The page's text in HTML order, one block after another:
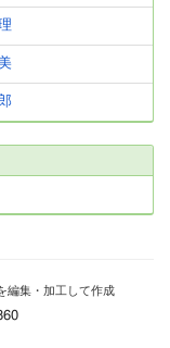
編集・加工して作成